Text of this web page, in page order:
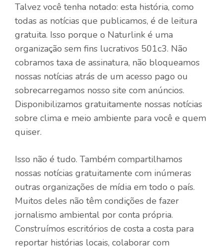
Talvez você tenha notado: esta história, como
todas as notícias que publicamos, é de leitura
gratuita. Isso porque o Naturlink é uma
organização sem fins lucrativos 501c3. Não
cobramos taxa de assinatura, não bloqueamos
nossas notícias atrás de um acesso pago ou
sobrecarregamos nosso site com anúncios.
Disponibilizamos gratuitamente nossas notícias
sobre clima e meio ambiente para você e quem
quiser.
Isso não é tudo. Também compartilhamos
nossas notícias gratuitamente com inúmeras
outras organizações de mídia em todo o país.
Muitos deles não têm condições de fazer
jornalismo ambiental por conta própria.
Construímos escritórios de costa a costa para
reportar histórias locais, colaborar com